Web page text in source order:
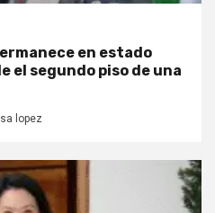
en estado
el segundo piso de una
lopez